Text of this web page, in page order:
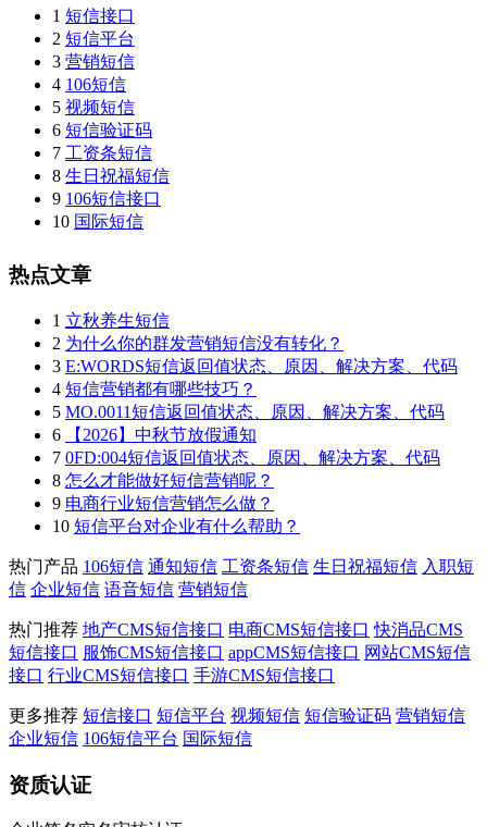
1 短信接口
2 短信平台
3 营销短信
4 106短信
5 视频短信
6 短信验证码
7 工资条短信
8 生日祝福短信
9 106短信接口
10 国际短信
热点文章
1 立秋养生短信
2 为什么你的群发营销短信没有转化？
3 E:WORDS短信返回值状态、原因、解决方案、代码
4 短信营销都有哪些技巧？
5 MO.0011短信返回值状态、原因、解决方案、代码
6
【2026】中秋节放假通知
7 0FD:004短信返回值状态、原因、解决方案、代码
8 怎么才能做好短信营销呢？
9 电商行业短信营销怎么做？
10 短信平台对企业有什么帮助？
热门产品 106短信 通知短信 工资条短信 生日祝福短信 入职短
信 企业短信 语音短信 营销短信
热门推荐 地产CMS短信接口 电商CMS短信接口 快消品CMS
短信接口 服饰CMS短信接口 appCMS短信接口 网站CMS短信
接口 行业CMS短信接口 手游CMS短信接口
更多推荐 短信接口 短信平台 视频短信 短信验证码 营销短信
企业短信 106短信平台 国际短信
资质认证